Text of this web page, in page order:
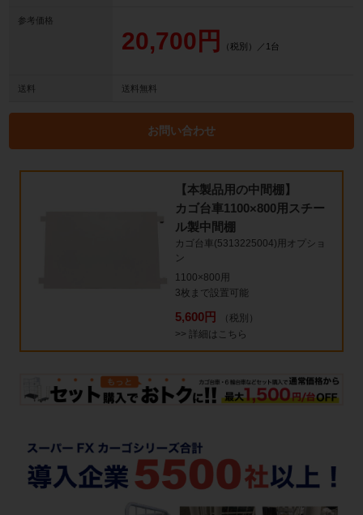
参考価格
20,700円 （税別）／1台
送料 送料無料
お問い合わせ
【本製品用の中間棚】
カゴ台車1100×800用スチー
ル製中間棚
カゴ台車(5313225004)用オプショ
ン
1100×800用
3枚まで設置可能
5,600円
（税別）
>> 詳細はこちら